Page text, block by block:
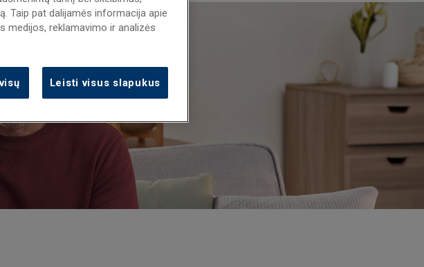
Taip pat dalijamės informacija apie
medijos, reklamavimo ir analizės
Leisti visus slapukus